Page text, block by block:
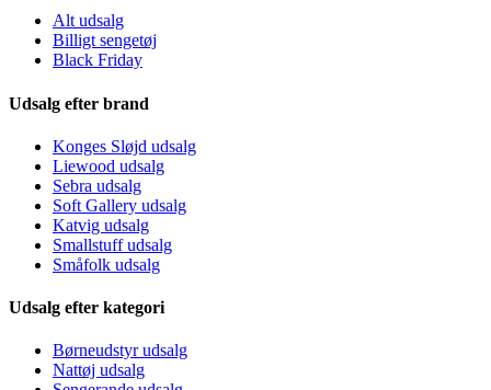
Alt udsalg
Billigt sengetøj
Black Friday
Udsalg efter brand
Konges Sløjd udsalg
Liewood udsalg
Sebra udsalg
Soft Gallery udsalg
Katvig udsalg
Smallstuff udsalg
Småfolk udsalg
Udsalg efter kategori
Børneudstyr udsalg
Nattøj udsalg